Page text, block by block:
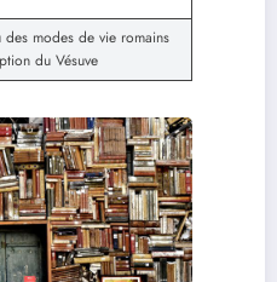
des modes de vie romains
du Vésuve